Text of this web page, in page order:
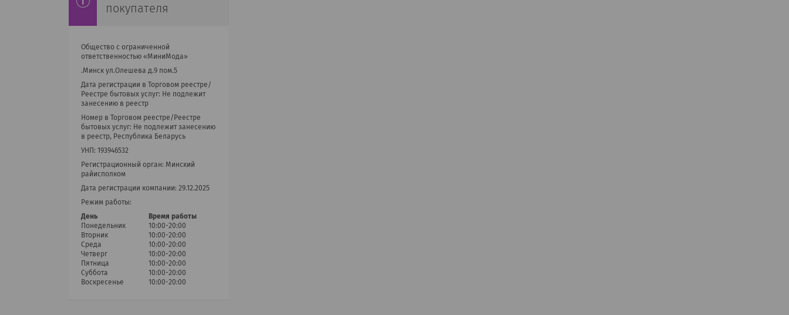
покупателя
Общество с ограниченной
ответственностью «МиниМода»
.Минск ул.Олешева д.9 пом.5
Дата регистрации в Торговом реестре/
Реестре бытовых услуг: Не подлежит
занесению в реестр
Номер в Торговом реестре/Реестре
бытовых услуг: Не подлежит занесению
в реестр, Республика Беларусь
УНП: 193946532
Регистрационный орган: Минский
райисполком
Дата регистрации компании: 29.12.2025
Режим работы:
День
Время работы
Понедельник
10:00-20:00
Вторник
10:00-20:00
Среда
10:00-20:00
Четверг
10:00-20:00
Пятница
10:00-20:00
Суббота
10:00-20:00
Воскресенье
10:00-20:00